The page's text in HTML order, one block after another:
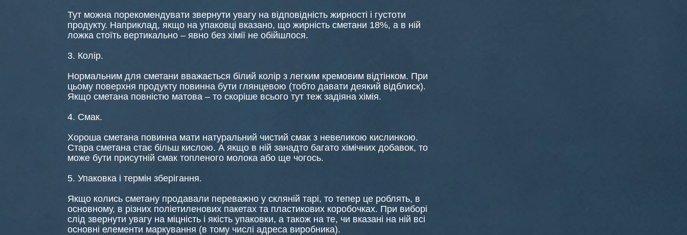
Тут можна порекомендувати звернути увагу на відповідність жирності і густоти
продукту. Наприклад, якщо на упаковці вказано, що жирність сметани 18%, а в ній
ложка стоїть вертикально – явно без хімії не обійшлося.
3. Колір.
Нормальним для сметани вважається білий колір з легким кремовим відтінком. При
цьому поверхня продукту повинна бути глянцевою (тобто давати деякий відблиск).
Якщо сметана повністю матова – то скоріше всього тут теж задіяна хімія.
4. Смак.
Хороша сметана повинна мати натуральний чистий смак з невеликою кислинкою.
Стара сметана стає більш кислою. А якщо в ній занадто багато хімічних добавок, то
може бути присутній смак топленого молока або ще чогось.
5. Упаковка і термін зберігання.
Якщо колись сметану продавали переважно у скляній тарі, то тепер це роблять, в
основному, в різних поліетиленових пакетах та пластикових коробочках. При виборі
слід звернути увагу на міцність і якість упаковки, а також на те, чи вказані на ній всі
основні елементи маркування (в тому числі адреса виробника).